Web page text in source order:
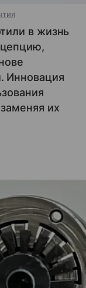
в жизнь
Инновация
их